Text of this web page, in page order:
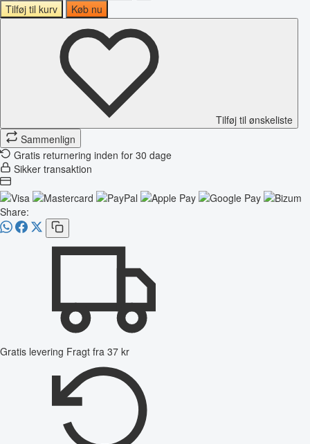
Tilføj til kurv
Køb nu
Tilføj til ønskeliste
Sammenlign
Gratis returnering inden for 30 dage
Sikker transaktion
Share:
Gratis levering Fragt fra 37 kr